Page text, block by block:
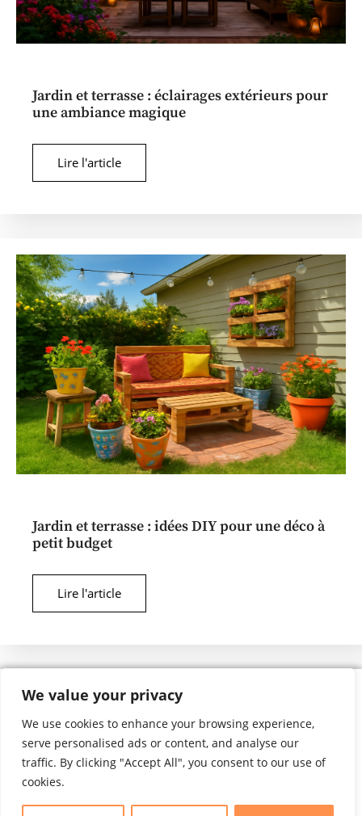
We value your privacy
We use cookies to enhance your browsing experience,
serve personalised ads or content, and analyse our
traffic. By clicking "Accept All", you consent to our use of
cookies.
Jardin et terrasse : éclairages extérieurs pour
une ambiance magique
Lire l'article
Jardin et terrasse : idées DIY pour une déco à
petit budget
Lire l'article
Mentions légalesC-G-V